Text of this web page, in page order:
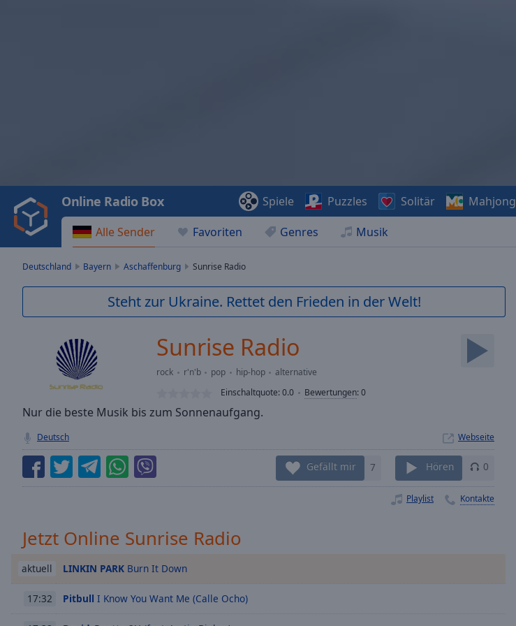
Video
Play
Backward
Skip
Current
TypeLIVE
live,
currently
behind
LIVE
Remaining
Playback
Rate
Chapters
Alle Sender Favoriten Genres Musik
Online Radio Box Spiele Puzzles Solitär Mahjong
Deutschland Bayern Aschaffenburg Sunrise Radio
Steht zur Ukraine. Rettet den Frieden in der Welt!
Sunrise Radio
rock r'n'b pop hip-hop
alternative
Einschaltquote:0.0 Bewertungen:0
Nur die beste Musik bis zum Sonnenaufgang.
Deutsch Webseite
Gefällt mir 7 Hören 0
Playlist Kontakte
Jetzt Online Sunrise Radio
aktuell LINKIN PARK Burn It Down
17:32 Pitbull I Know You Want Me (Calle Ocho)